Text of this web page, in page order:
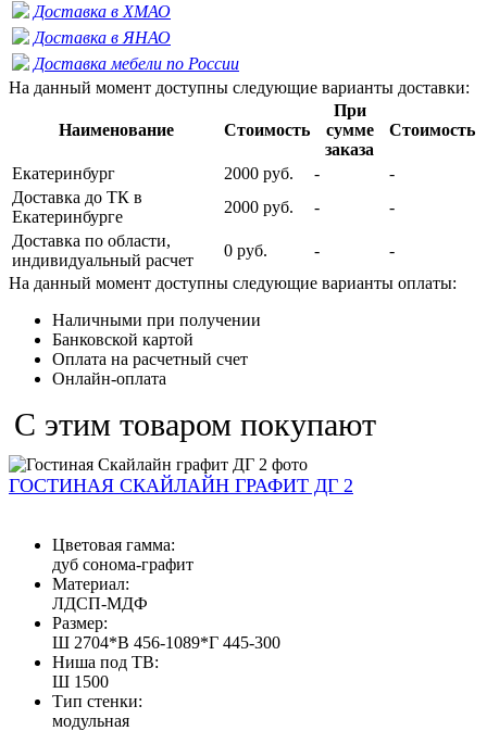
Доставка в ХМАО
Доставка в ЯНАО
Доставка мебели по России
На данный момент доступны следующие варианты доставки:
Наименование Стоимость
При
сумме
заказа
Стоимость
Екатеринбург 2000 руб. -
-
Доставка до ТК в
Екатеринбурге
2000 руб. -
-
Доставка по области,
индивидуальный расчет
0 руб. -
-
На данный момент доступны следующие варианты оплаты:
Наличными при получении
Банковской картой
Оплата на расчетный счет
Онлайн-оплата
С этим товаром покупают
ГОСТИНАЯ СКАЙЛАЙН ГРАФИТ ДГ 2
Цветовая гамма:
дуб сонома-графит
Материал:
ЛДСП-МДФ
Размер:
Ш 2704*В 456-1089*Г 445-300
Ниша под ТВ:
Ш 1500
Тип стенки:
модульная